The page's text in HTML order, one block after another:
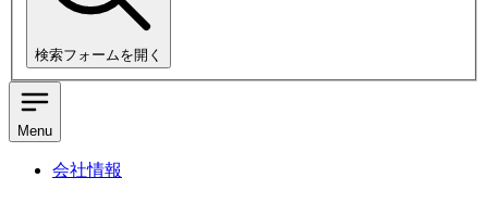
検索フォームを開く
Menu
会社情報